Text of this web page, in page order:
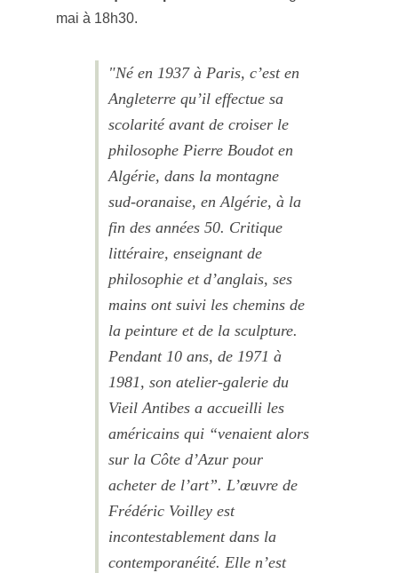
mai à 18h30.
"Né en 1937 à Paris, c’est en
Angleterre qu’il effectue sa
scolarité avant de croiser le
philosophe Pierre Boudot en
Algérie, dans la montagne
sud-oranaise, en Algérie, à la
fin des années 50. Critique
littéraire, enseignant de
philosophie et d’anglais, ses
mains ont suivi les chemins de
la peinture et de la sculpture.
Pendant 10 ans, de 1971 à
1981, son atelier-galerie du
Vieil Antibes a accueilli les
américains qui “venaient alors
sur la Côte d’Azur pour
acheter de l’art”. L’œuvre de
Frédéric Voilley est
incontestablement dans la
contemporanéité. Elle n’est